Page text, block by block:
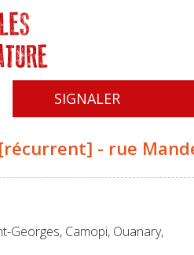
SIGNALER
- rue
Georges, Camopi, Ouanary,